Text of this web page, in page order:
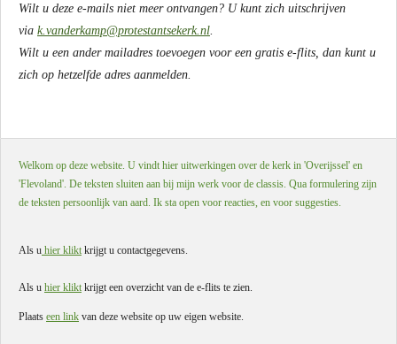
Wilt u deze e-mails niet meer ontvangen? U kunt zich uitschrijven
via k.vanderkamp@protestantsekerk.nl.
Wilt u een ander mailadres toevoegen voor een gratis e-flits, dan kunt u
zich op hetzelfde adres aanmelden.
Welkom op deze website. U vindt hier uitwerkingen over de kerk in 'Overijssel' en
'Flevoland'. De teksten sluiten aan bij mijn werk voor de classis. Qua formulering zijn
de teksten persoonlijk van aard. Ik sta open voor reacties, en voor suggesties.
Als u hier klikt krijgt u contactgegevens.
Als u hier klikt krijgt een overzicht van de e-flits te zien.
Plaats een link van deze website op uw eigen website.